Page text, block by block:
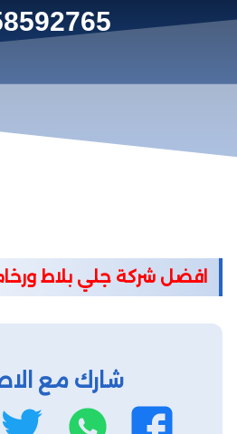
افضل شركة جلي بلاط
شارك مع
فيسبوك واتساب